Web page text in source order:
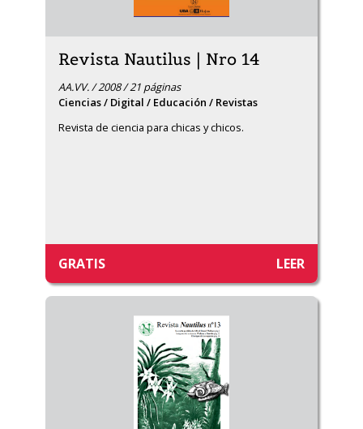
Revista Nautilus | Nro 14
AA.VV. / 2008 / 21 páginas
Ciencias / Digital / Educación / Revistas
Revista de ciencia para chicas y chicos.
GRATIS LEER